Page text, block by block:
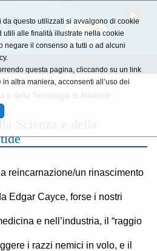
e della Tecnologia di Atlantide
Scienza e della
reincarnazione/un rinascimento
Edgar Cayce, forse i nostri
e nell’industria, il “raggio
i razzi nemici in volo, e il
da questo utilizzati si avvalgono di cookie
utili alle finalità illustrate nella cookie
negare il consenso a tutti o ad alcuni
questa pagina, cliccando su un link
altra maniera, acconsenti all’uso dei